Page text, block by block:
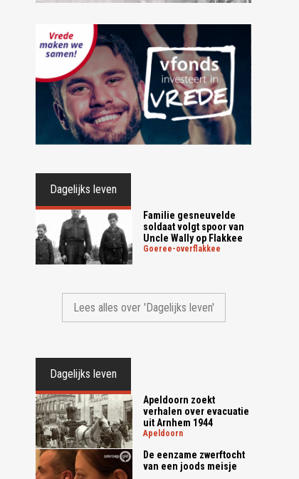
Dagelijks leven
Familie gesneuvelde
soldaat volgt spoor van
Uncle Wally op Flakkee
goeree-overflakkee
Lees alles over 'Dagelijks leven'
Dagelijks leven
Apeldoorn zoekt
verhalen over evacuatie
uit Arnhem 1944
apeldoorn
De eenzame zwerftocht
van een joods meisje